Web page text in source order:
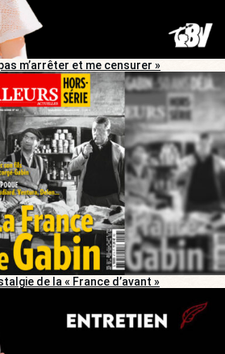
m’arrêter et me censurer »
de la « France d’avant »